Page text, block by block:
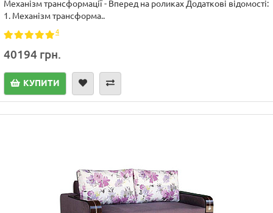
Механізм трансформації - Вперед на роликах Додаткові відомості:
1. Механізм трансформа..
4
40194 грн.
КУПИТИ